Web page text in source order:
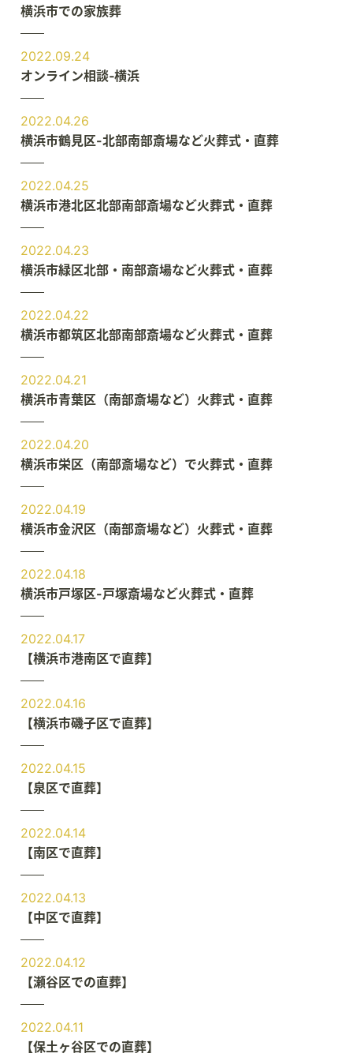
横浜市での家族葬
2022.09.24
オンライン相談‐横浜
2022.04.26
横浜市鶴見区-北部南部斎場など火葬式・直葬
2022.04.25
横浜市港北区北部南部斎場など火葬式・直葬
2022.04.23
横浜市緑区北部・南部斎場など火葬式・直葬
2022.04.22
横浜市都筑区北部南部斎場など火葬式・直葬
2022.04.21
横浜市青葉区（南部斎場など）火葬式・直葬
2022.04.20
横浜市栄区（南部斎場など）で火葬式・直葬
2022.04.19
横浜市金沢区（南部斎場など）火葬式・直葬
2022.04.18
横浜市戸塚区-戸塚斎場など火葬式・直葬
2022.04.17
【横浜市港南区で直葬】
2022.04.16
【横浜市磯子区で直葬】
2022.04.15
【泉区で直葬】
2022.04.14
【南区で直葬】
2022.04.13
【中区で直葬】
2022.04.12
【瀬谷区での直葬】
2022.04.11
【保土ヶ谷区での直葬】